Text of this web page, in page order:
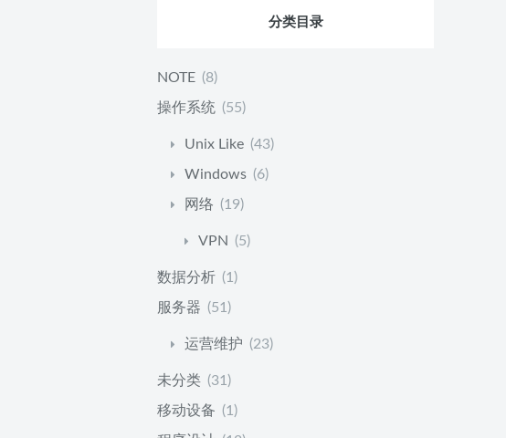
分类目录
NOTE (8)
操作系统 (55)
Unix Like (43)
Windows (6)
网络 (19)
VPN (5)
数据分析 (1)
服务器 (51)
运营维护 (23)
未分类 (31)
移动设备 (1)